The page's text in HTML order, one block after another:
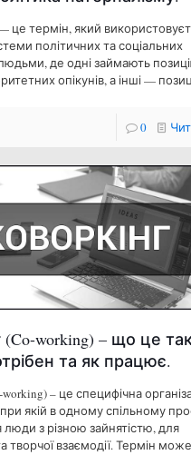
це термін, який
політичних та соціальних
де одні займають
опікунів, а інші —
0
(Co-working) – що це
та як працює.
– це специфічна
якій в одному спільному
люди з різною зайнятістю, для
творчої взаємодії. Термін може